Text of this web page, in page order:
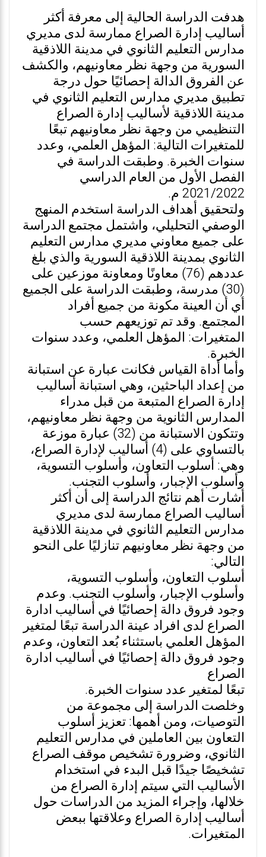
هدفت الدراسة الحالية إلى معرفة أكثر
أساليب إدارة الصراع ممارسة لدى مديري
مدارس التعليم الثانوي في مدينة اللاذقية
السورية من وجهة نظر معاونيهم، والكشف
عن الفروق الدالة إحصائيًا حول درجة
تطبيق مديري مدارس التعليم الثانوي في
مدينة اللاذقية لأساليب إدارة الصراع
التنظيمي من وجهة نظر معاونيهم تبعًا
للمتغيرات التالية: المؤهل العلمي، وعدد
سنوات الخبرة. وطبقت الدراسة في
الفصل الأول من العام الدراسي
2021/2022 م.
ولتحقيق أهداف الدراسة استخدم المنهج
الوصفي التحليلي، واشتمل مجتمع الدراسة
على جميع معاوني مديري مدارس التعليم
الثانوي بمدينة اللاذقية السورية والذي بلغ
عددهم (76) معاونًا ومعاونة موزعين على
(30) مدرسة، وطبقت الدراسة على الجميع
أي أن العينة مكونة من جميع أفراد
المجتمع. وقد تم توزيعهم حسب
المتغيرات: المؤهل العلمي، وعدد سنوات
الخبرة.
وأما أداة القياس فكانت عبارة عن استبانة
من إعداد الباحثين، وهي استبانة أساليب
إدارة الصراع المتبعة من قبل مدراء
المدارس الثانوية من وجهة نظر معاونيهم،
وتتكون الاستبانة من (32) عبارة موزعة
بالتساوي على (4) أساليب لإدارة الصراع،
وهي: أسلوب التعاون، وأسلوب التسوية،
وأسلوب الإجبار، وأسلوب التجنب.
أشارت أهم نتائج الدراسة إلى أن أكثر
أساليب الصراع ممارسة لدى مديري
مدارس التعليم الثانوي في مدينة اللاذقية
من وجهة نظر معاونيهم تنازليًا على النحو
التالي:
أسلوب التعاون، وأسلوب التسوية،
وأسلوب الإجبار، وأسلوب التجنب. وعدم
وجود فروق دالة إحصائيًا في أساليب ادارة
الصراع لدى افراد عينة الدراسة تبعًا لمتغير
المؤهل العلمي باستثناء بُعد التعاون، وعدم
وجود فروق دالة إحصائيًا في أساليب ادارة
الصراع
تبعًا لمتغير عدد سنوات الخبرة.
وخلصت الدراسة إلى مجموعة من
التوصيات، ومن أهمها: تعزيز أسلوب
التعاون بين العاملين في مدارس التعليم
الثانوي، وضرورة تشخيص موقف الصراع
تشخيصًا جيدًا قبل البدء في استخدام
الأساليب التي سيتم إدارة الصراع من
خلالها، وإجراء المزيد من الدراسات حول
أساليب إدارة الصراع وعلاقتها ببعض
المتغيرات.